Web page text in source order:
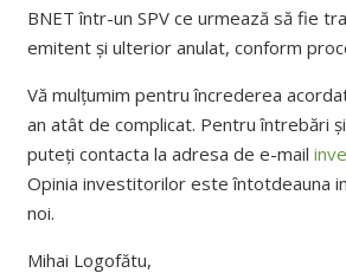
BNET într-un SPV ce urmează să fie
emitent și ulterior anulat, conform
Vă mulțumim pentru încrederea
an atât de complicat. Pentru întrebări
puteți contacta la adresa de e-mail
Opinia investitorilor este întotdeauna
noi.
Mihai Logofătu,